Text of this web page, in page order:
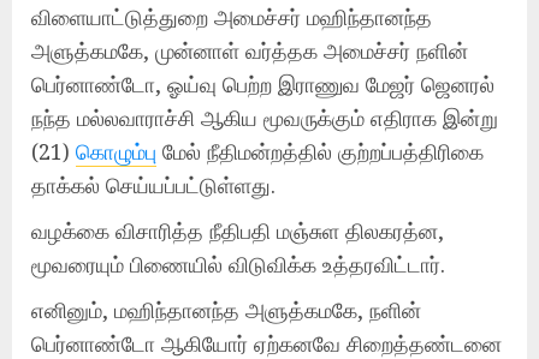
விளையாட்டுத்துறை அமைச்சர் மஹிந்தானந்த
அளுத்கமகே, முன்னாள் வர்த்தக அமைச்சர் நளின்
பெர்னாண்டோ, ஓய்வு பெற்ற இராணுவ மேஜர் ஜெனரல்
நந்த மல்லவாராச்சி ஆகிய மூவருக்கும் எதிராக இன்று
(21) கொழும்பு மேல் நீதிமன்றத்தில் குற்றப்பத்திரிகை
தாக்கல் செய்யப்பட்டுள்ளது.
வழக்கை விசாரித்த நீதிபதி மஞ்சுள திலகரத்ன,
மூவரையும் பிணையில் விடுவிக்க உத்தரவிட்டார்.
எனினும், மஹிந்தானந்த அளுத்கமகே, நளின்
பெர்னாண்டோ ஆகியோர் ஏற்கனவே சிறைத்தண்டனை